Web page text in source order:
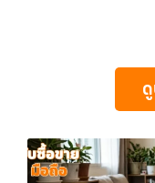
วังหินไม่ว่าคุณจะต้องการ
ซื้อแท็บเล็ต, หรือบริการอื่
บริการครบวงจร บริการข
มอบบริการประเมินสภาพ
เน้น โปร่งใส มั่นใจได้ และ
ครอบคลุมทั้ง iPhone สา
ทุกแบรนด์ เรารับถึงแม้จะ
เพราะมูลค่าของเครื่องไ
ชุด และความสะดวกในการ
เคียง รับซื้อโน๊ตบุ๊คใกล้ฉัน
ธรรมและบริการรวดเร็ว
ซื้อ iPhone… รับซื้อโน๊ตบุ๊
แพด, รับซื้อมือถือ ยินดีต้อ
วางใจได้ สำหรับบริการ